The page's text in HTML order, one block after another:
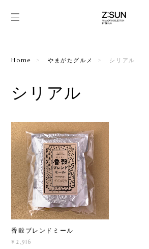
Home やまがたグルメ シリアル
シリアル
香穀ブレンドミール
¥2,916